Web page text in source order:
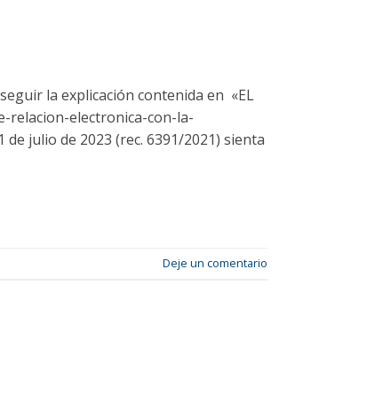
la explicación contenida en «EL
relacion-electronica-con-la-
julio de 2023 (rec. 6391/2021) sienta
Deje un comentario